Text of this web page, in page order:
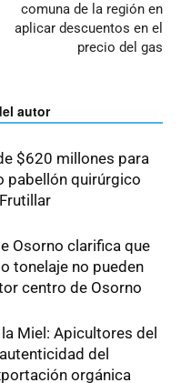
comuna de la región en
aplicar descuentos en el
precio del gas
autor
$620 millones para
pabellón quirúrgico
Osorno clarifica que
tonelaje no pueden
centro de Osorno
Miel: Apicultores del
del
orgánica